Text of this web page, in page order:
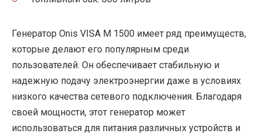
Генератор Onis VISA M 1500 имеет ряд преимуществ,
которые делают его популярным среди
пользователей. Он обеспечивает стабильную и
надежную подачу электроэнергии даже в условиях
низкого качества сетевого подключения. Благодаря
своей мощности, этот генератор может
использоваться для питания различных устройств и